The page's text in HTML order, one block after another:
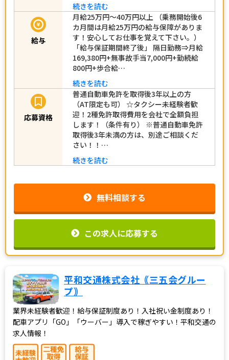
続きを読む
給与
月給25万円～40万円以上 （乗務開始後6
カ月間は月給25万円の給与保障がありま
す！安心してお仕事を覚えて下さい。）
「給与保証期間終了後」 隔日勤務⇒月給
169,380円+無事故手当7,000円+勤続給
800円+歩合給…
続きを読む
応募資格
普通自動車免許を取得後3年以上の方
（AT限定も可） ☆タクシー未経験者歓
迎！2種免許取得費用を会社で全額負担
します！（条件有り） ※普通自動車免許
取得後3年未満の方は、別途ご相談くだ
さい！！…
続きを読む
無料相談する
この求人に応募する
平和交通株式会社｟三五会グルー
プ｠
業界未経験者歓迎！給与保証制度あり！入社祝い金制度あり！
配車アプリ「GO」「ウーバー」導入で稼ぎやすい！平和交通の
求人情報！